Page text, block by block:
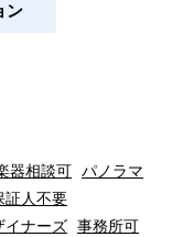
ン
器相談可 パノラマ
証人不要
イナーズ 事務所可